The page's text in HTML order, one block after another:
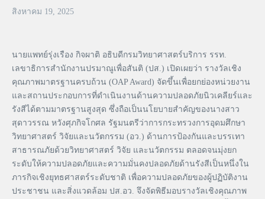
สิงหาคม 19, 2025
นายแพทย์รุ่งเรือง กิจผาติ อธิบดีกรมวิทยาศาสตร์บริการ รรท.
เลขาธิการสำนักงานปรมาณูเพื่อสันติ (ปส.) เปิดเผยว่า รางวัลเชิง
คุณภาพมาตรฐานครบถ้วน (OAP Award) จัดขึ้นเพื่อยกย่องหน่วยงาน
และสถานประกอบการที่ดำเนินงานด้านความปลอดภัยนิวเคลียร์และ
รังสีได้ตามมาตรฐานสูงสุด ซึ่งถือเป็นนโยบายสำคัญของนางสาว
สุดาวรรณ หวังศุภกิจโกศล รัฐมนตรีว่าการกระทรวงการอุดมศึกษา
วิทยาศาสตร์ วิจัยและนวัตกรรม (อว.) ด้านการป้องกันและบรรเทา
สาธารณภัยด้วยวิทยาศาสตร์ วิจัย และนวัตกรรม ตลอดจนมุ่งยก
ระดับให้ความปลอดภัยและความมั่นคงปลอดภัยด้านรังสีเป็นหนึ่งใน
ภารกิจเชิงยุทธศาสตร์ระดับชาติ เพื่อความปลอดภัยของผู้ปฏิบัติงาน
ประชาชน และสิ่งแวดล้อม ปส.อว. จึงจัดพิธีมอบรางวัลเชิงคุณภาพ